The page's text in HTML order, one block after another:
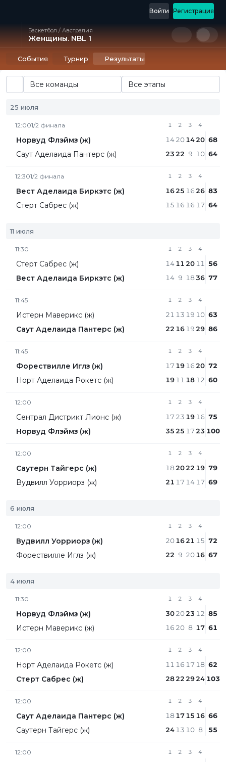
Регистрация
Войти
Баскетбол / Австралия
Женщины. NBL 1
События Турнир Результаты
Все команды Все этапы
25 июля
12:001/2 финала
Норвуд Флэймз (ж)
Саут Аделаида Пантерс (ж)
1
14
23
2
20
22
3
14
9
4
20
10
68
64
12:301/2 финала
Вест Аделаида Биркэтс (ж)
Стерт Сабрес (ж)
1
16
15
2
25
16
3
16
16
4
26
17
83
64
11 июля
11:30
Стерт Сабрес (ж)
Вест Аделаида Биркэтс (ж)
1
14
14
2
11
9
3
20
18
4
11
36
56
77
11:45
Истерн Маверикс (ж)
Саут Аделаида Пантерс (ж)
1
21
22
2
13
16
3
19
19
4
10
29
63
86
11:45
Форествилле Иглз (ж)
Норт Аделаида Рокетс (ж)
1
17
19
2
19
11
3
16
18
4
20
12
72
60
12:00
Сентрал Дистрикт Лионc (ж)
Норвуд Флэймз (ж)
1
17
35
2
23
25
3
19
17
4
16
23
75
100
12:00
Саутерн Тайгерс (ж)
Вудвилл Уорриорз (ж)
1
18
21
2
20
17
3
22
14
4
19
17
79
69
6 июля
12:00
Вудвилл Уорриорз (ж)
Форествилле Иглз (ж)
1
20
22
2
16
9
3
21
20
4
15
16
72
67
4 июля
11:30
Норвуд Флэймз (ж)
Истерн Маверикс (ж)
1
30
16
2
20
20
3
23
8
4
12
17
85
61
12:00
Норт Аделаида Рокетс (ж)
Стерт Сабрес (ж)
1
11
28
2
16
22
3
17
29
4
18
24
62
103
12:00
Саут Аделаида Пантерс (ж)
Саутерн Тайгерс (ж)
1
18
24
2
17
13
3
15
10
4
16
8
66
55
12:00 1 2 3 4